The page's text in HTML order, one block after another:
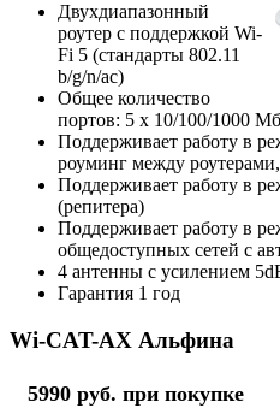
Двухдиапазонный
роутер с поддержкой Wi-
Fi 5 (стандарты 802.11
b/g/n/ac)
Общее количество
портов: 5 х 10/100/1000
Поддерживает работу в
роуминг между
Поддерживает работу в
(репитера)
Поддерживает работу в
общедоступных сетей с
4 антенны с усилением
Гарантия 1 год
Wi-CAT-AX Альфина
5990 руб. при покупке